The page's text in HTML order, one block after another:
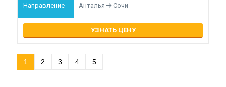
Анталья Сочи
УЗНАТЬ ЦЕНУ
1 2 3 4 5